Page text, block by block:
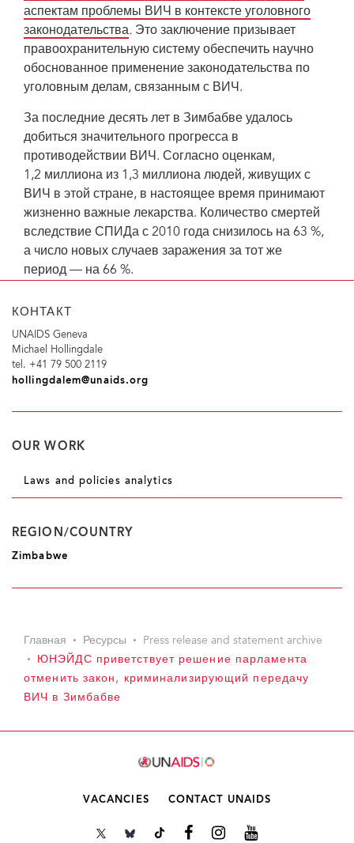
аспектам проблемы ВИЧ в контексте уголовного
законодательства. Это заключение призывает
правоохранительную систему обеспечить научно
обоснованное применение законодательства по
уголовным делам, связанным с ВИЧ.
За последние десять лет в Зимбабве удалось
добиться значительного прогресса в
противодействии ВИЧ. Согласно оценкам,
1,2 миллиона из 1,3 миллиона людей, живущих с
ВИЧ в этой стране, в настоящее время принимают
жизненно важные лекарства. Количество смертей
вследствие СПИДа с 2010 года снизилось на 63 %,
а число новых случаев заражения за тот же
период — на 66 %.
КОНТАКТ
UNAIDS Geneva
Michael Hollingdale
tel. +41 79 500 2119
hollingdalem@unaids.org
OUR WORK
Laws and policies analytics
REGION/COUNTRY
Zimbabwe
Главная Ресурсы
Press release and statement archive
ЮНЭЙДС приветствует решение парламента
отменить закон, криминализирующий передачу
ВИЧ в Зимбабве
VACANCIES CONTACT UNAIDS